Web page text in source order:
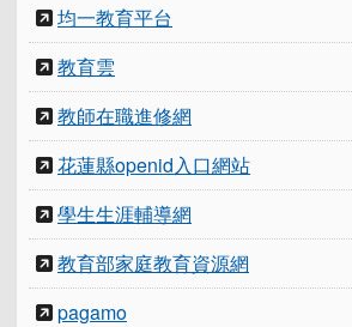
均一教育平台
教育雲
教師在職進修網
花蓮縣openid入口網站
學生生涯輔導網
教育部家庭教育資源網
pagamo